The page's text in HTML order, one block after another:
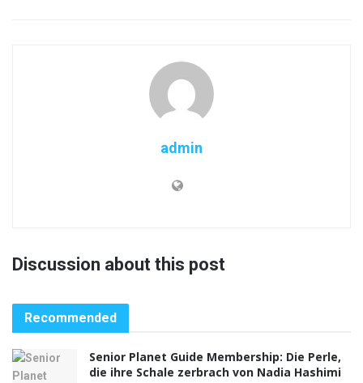
admin
Discussion about this post
Recommended
Senior Planet Guide Membership: Die Perle,
die ihre Schale zerbrach von Nadia Hashimi